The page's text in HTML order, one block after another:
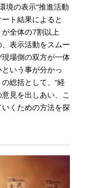
境の表示”推進活動
ト結果によると
が全体の7割以上
表示活動をスムー
場側の双方が一体
いう事が分かっ
総括として、“経
見を出しあい、こ
くための方法を探